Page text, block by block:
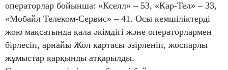
операторлар бойынша: «Кселл» – 53, «Кар-Тел» – 33,
«Мобайл Телеком-Сервис» – 41. Осы кемшіліктерді
жою мақсатында қала әкімдігі және операторлармен
бірлесіп, арнайы Жол картасы әзірленіп, жоспарлы
жұмыстар қарқынды атқарылды.